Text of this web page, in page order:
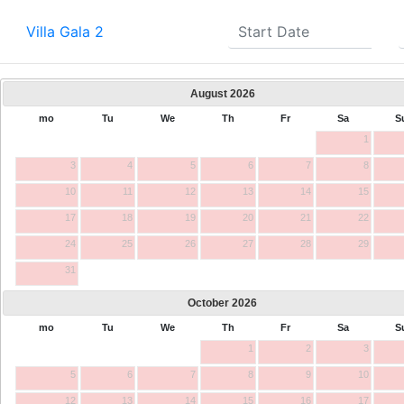
Villa Gala 2
August 2026
mo Tu We Th Fr Sa
1
3 4 5 6 7 8
10 11 12 13 14 15
17 18 19 20 21 22
24 25 26 27 28 29
31
October 2026
mo Tu We Th Fr Sa
1
2 3
5 6 7 8 9 10
12 13 14 15 16 17